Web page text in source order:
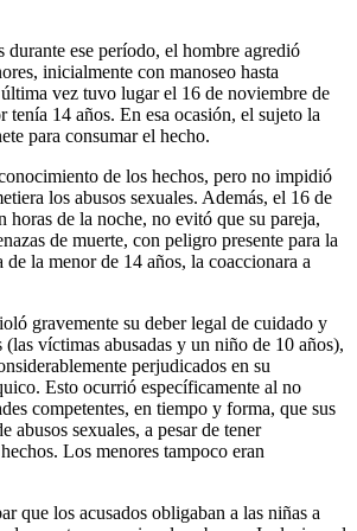
durante ese período, el hombre agredió
inicialmente con manoseo hasta
vez tuvo lugar el 16 de noviembre de
tenía 14 años. En esa ocasión, el sujeto la
para consumar el hecho.
de los hechos, pero no impidió
los abusos sexuales. Además, el 16 de
horas de la noche, no evitó que su pareja,
de muerte, con peligro presente para la
la menor de 14 años, la coaccionara a
gravemente su deber legal de cuidado y
víctimas abusadas y un niño de 10 años),
perjudicados en su
Esto ocurrió específicamente al no
competentes, en tiempo y forma, que sus
abusos sexuales, a pesar de tener
Los menores tampoco eran
que los acusados obligaban a las niñas a